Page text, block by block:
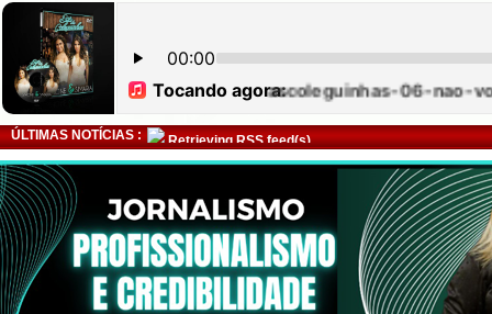
ÚLTIMAS NOTÍCIAS : Retrieving RSS feed(s)